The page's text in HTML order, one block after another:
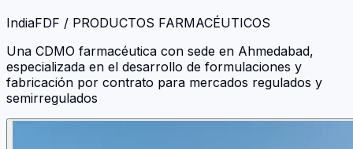
IndiaFDF / PRODUCTOS FARMACÉUTICOS
Una CDMO farmacéutica con sede en Ahmedabad,
especializada en el desarrollo de formulaciones y
fabricación por contrato para mercados regulados y
semirregulados